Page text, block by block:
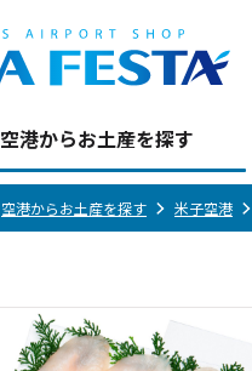
空港からお土産を探す
空港からお土産を探す 米子空港